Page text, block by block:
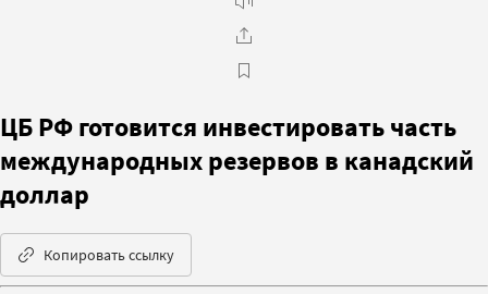
ЦБ РФ готовится инвестировать часть
международных резервов в канадский
доллар
Копировать ссылку